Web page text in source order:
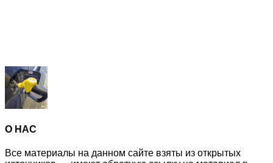
О НАС
Все материалы на данном сайте взяты из открытых